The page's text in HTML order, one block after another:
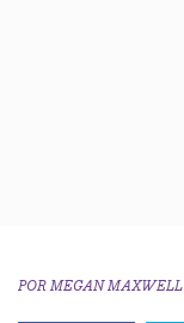
POR MEGAN MAXWELL